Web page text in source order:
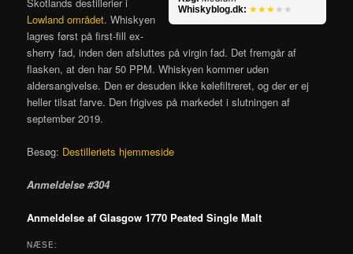
Whiskyblog.dk: ★★★ ★★
Lowland området. Whiskyen
lagres først på first-fill ex-
sherry fad, inden den afsluttes på virgin fad. Det fremgår af
flasken, at den har 50 PPM. Whiskyen kommer uden
aldersangivelse. Den er desuden ikke kølefiltreret, og der er ej
heller tilsat farve. Den frigives på markedet i slutningen af
september 2019.
Besøg: Destilleriets hjemmeside
Anmeldelse #304
Anmeldelse af Glasgow 1770 Peated Single Malt
NÆSE: